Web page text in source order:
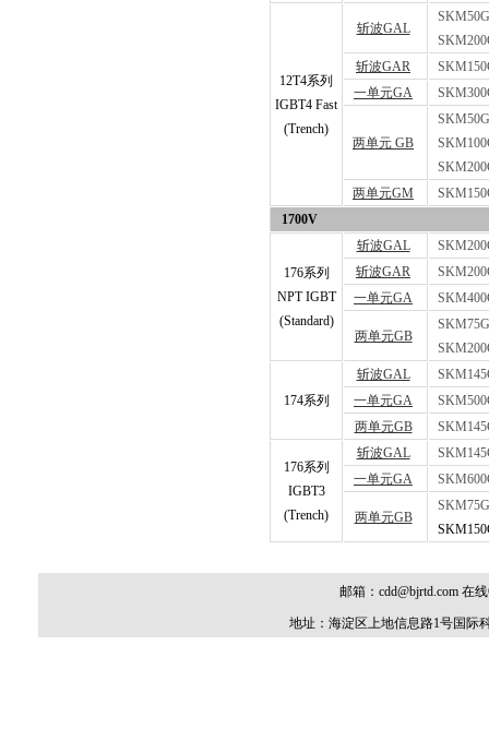
12T4系列
IGBT4 Fast
(Trench)
斩波GAL
斩波GAR
一单元GA
两单元 GB
两单元GM
1700V
176系列
NPT IGBT
(Standard)
斩波GAL
斩波GAR
一单元GA
两单元GB
174系列
斩波GAL
一单元GA
两单元GB
176系列
IGBT3
(Trench)
斩波GAL
一单元GA
两单元GB
邮箱：cdd@bjrtd.com 在
地址：海淀区上地信息路1号国际